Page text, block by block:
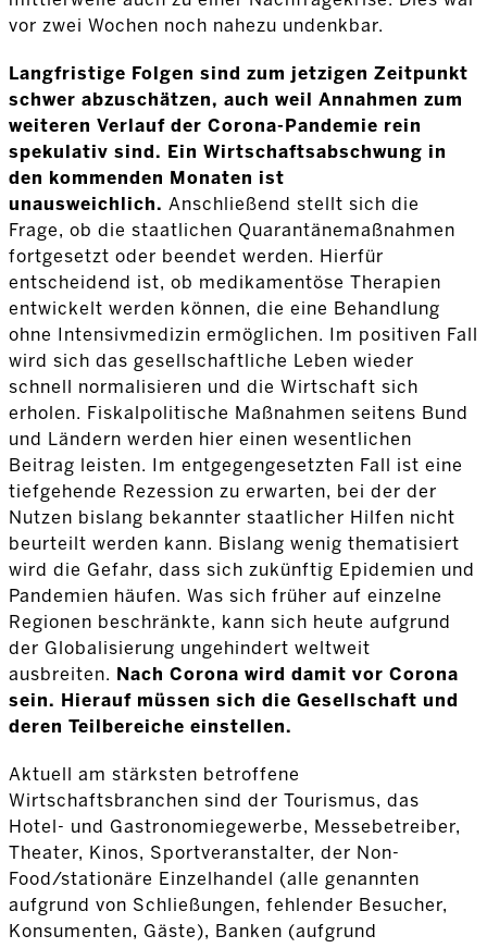
vor zwei Wochen noch nahezu undenkbar.
Langfristige Folgen sind zum jetzigen Zeitpunkt
schwer abzuschätzen, auch weil Annahmen zum
weiteren Verlauf der Corona-Pandemie rein
spekulativ sind. Ein Wirtschaftsabschwung in
den kommenden Monaten ist
unausweichlich. Anschließend stellt sich die
Frage, ob die staatlichen Quarantänemaßnahmen
fortgesetzt oder beendet werden. Hierfür
entscheidend ist, ob medikamentöse Therapien
entwickelt werden können, die eine Behandlung
ohne Intensivmedizin ermöglichen. Im positiven Fall
wird sich das gesellschaftliche Leben wieder
schnell normalisieren und die Wirtschaft sich
erholen. Fiskalpolitische Maßnahmen seitens Bund
und Ländern werden hier einen wesentlichen
Beitrag leisten. Im entgegengesetzten Fall ist eine
tiefgehende Rezession zu erwarten, bei der der
Nutzen bislang bekannter staatlicher Hilfen nicht
beurteilt werden kann. Bislang wenig thematisiert
wird die Gefahr, dass sich zukünftig Epidemien und
Pandemien häufen. Was sich früher auf einzelne
Regionen beschränkte, kann sich heute aufgrund
der Globalisierung ungehindert weltweit
ausbreiten. Nach Corona wird damit vor Corona
sein. Hierauf müssen sich die Gesellschaft und
deren Teilbereiche einstellen.
Aktuell am stärksten betroffene
Wirtschaftsbranchen sind der Tourismus, das
Hotel- und Gastronomiegewerbe, Messebetreiber,
Theater, Kinos, Sportveranstalter, der Non-
Food/stationäre Einzelhandel (alle genannten
aufgrund von Schließungen, fehlender Besucher,
Konsumenten, Gäste), Banken (aufgrund